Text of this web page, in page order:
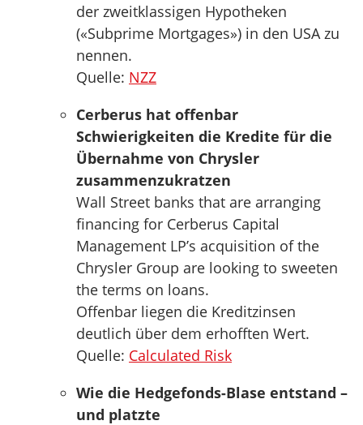
der zweitklassigen Hypotheken
(«Subprime Mortgages») in den USA zu
nennen.
Quelle: NZZ
Cerberus hat offenbar
Schwierigkeiten die Kredite für die
Übernahme von Chrysler
zusammenzukratzen
Wall Street banks that are arranging
financing for Cerberus Capital
Management LP’s acquisition of the
Chrysler Group are looking to sweeten
the terms on loans.
Offenbar liegen die Kreditzinsen
deutlich über dem erhofften Wert.
Quelle: Calculated Risk
Wie die Hedgefonds-Blase entstand –
und platzte